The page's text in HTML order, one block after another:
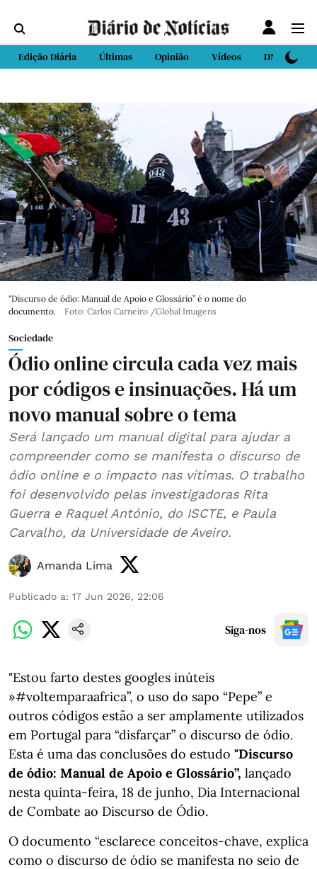
Edição Diária Últimas Opinião Vídeos DN Sport
"Discurso de ódio: Manual de Apoio e Glossário” é o nome do
documento.
Foto: Carlos Carneiro /Global Imagens
Sociedade
Ódio online circula cada vez mais
por códigos e insinuações. Há um
novo manual sobre o tema
Será lançado um manual digital para ajudar a
compreender como se manifesta o discurso de
ódio online e o impacto nas vítimas. O trabalho
foi desenvolvido pelas investigadoras Rita
Guerra e Raquel António, do ISCTE, e Paula
Carvalho, da Universidade de Aveiro.
Amanda Lima
Publicado a: 17 Jun 2026, 22:06
Siga-nos
"Estou farto destes googles inúteis
»#voltemparaafrica”, o uso do sapo “Pepe” e
outros códigos estão a ser amplamente utilizados
em Portugal para “disfarçar” o discurso de ódio.
Esta é uma das conclusões do estudo "Discurso
de ódio: Manual de Apoio e Glossário”, lançado
nesta quinta-feira, 18 de junho, Dia Internacional
de Combate ao Discurso de Ódio.
O documento “esclarece conceitos-chave, explica
como o discurso de ódio se manifesta no seio de